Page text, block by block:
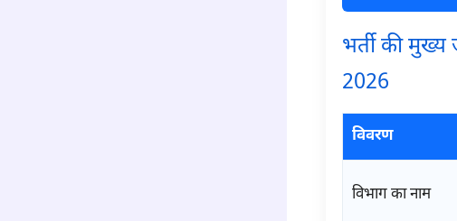
भर्ती की मुख्य
2026
विवरण
विभाग का नाम